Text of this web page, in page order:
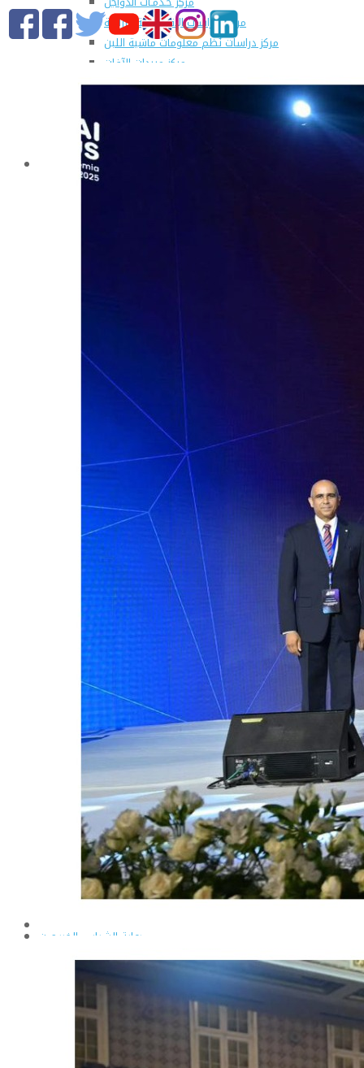
مركز الدراسات الإقتصادية الزراعية
مركز دراسات نُظم معلومات ماشية اللبن
مركز مبيدات الآفات
مطبعة كلية الزراعة
وحدة الهندسة الزراعية للدراسات والإستشارات الفنية
التسجيل في دورات مركز الحاسب الآلي بالكلية
التعليم والطلاب
للحصول على البريد الالكترونى للطالب
التدريب الميداني
نادى الطلاب المتفوقين
الدراسات العليا والبحوث والعلاقات الثقافية
عن قطاع الدراسات العليا والبحوث
إدارة العلاقات الثقافية
المصاريف الدراسية لطلاب الدراسات العليا
البرامج الدراسية
الدكتوراة
برنامج الماجستير
برنامج الماجستير المهنى
ماجستير الأدارة المستدامة للأراضى
لوائح برامج الدراسات العليا
(الأوراق المطلوبة للتسجيل (ماجستير/ دكتوراه
التقدم للدراسات العليا إلكترونيا
شروط قبول الطلاب الوافديين
متطلبات منح درجة الدكتوراة
إيداع الرسائل بالمكتبة المركزية
نماذج البعثات والمهمات العلمية
قواعد كتابة الرسائل العلمية
محطة التجارب و البحوث الزراعية
خدمة المجتمع وتنمية البيئة
تقرير قطاع شئون البيئة و خدمة المجتمع
عن قطاع خدمة المجتمع وتنمية البيئة
الخطة السنوية للقطاع
وحدة الأزمات والكوارث
رعاية الشباب والخريجون
رعاية الشباب
الخدمات التى تقدمها الإدارة
كيفية مشاركة الطالب فى النشاط